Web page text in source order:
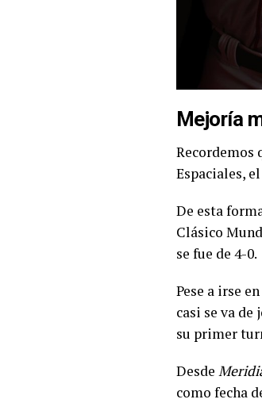
Mejoría
Recordemos
Espaciales,
De esta
Clásico
se fue de 4-0.
Pese a irse
casi se va
su primer
Desde
como fecha